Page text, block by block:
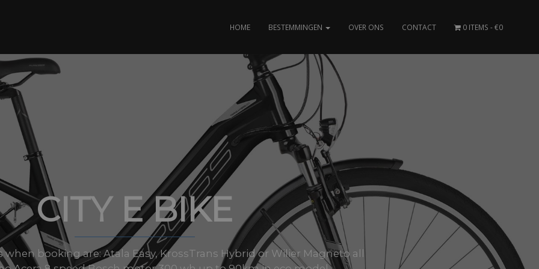
HOME BESTEMMINGEN OVER ONS CONTACT 0 ITEMS €0
CITY E BIKE
when booking are: Atala Easy, KrossTrans Hybrid or Wilier Magneto all